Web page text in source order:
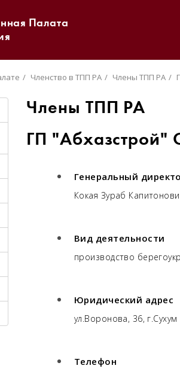
Палата
Членство в ТПП РА Члены ТПП РА
Члены ТПП РА
ГП "Абхазстрой"
Генеральный
Кокая Зураб
Вид деятельности
производство
Юридический адрес
ул.Воронова, 36, г.Сухум
Телефон